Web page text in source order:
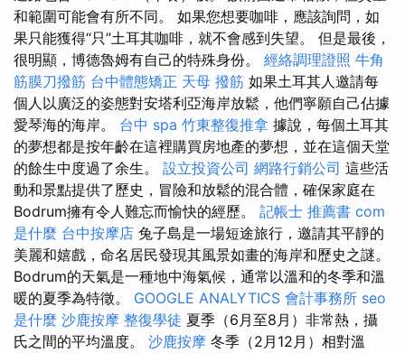
和範圍可能會有所不同。 如果您想要咖啡，應該詢問，如
果只能獲得“只”土耳其咖啡，就不會感到失望。 但是最後，
很明顯，博德魯姆有自己的特殊身份。 經絡調理證照 牛角
筋膜刀撥筋 台中體態矯正 天母 撥筋 如果土耳其人邀請每
個人以廣泛的姿態對安塔利亞海岸放鬆，他們寧願自己佔據
愛琴海的海岸。 台中 spa 竹東整復推拿 據說，每個土耳其
的夢想都是按年齡在這裡購買房地產的夢想，並在這個天堂
的餘生中度過了余生。 設立投資公司 網路行銷公司 這些活
動和景點提供了歷史，冒險和放鬆的混合體，確保家庭在
Bodrum擁有令人難忘而愉快的經歷。 記帳士 推薦書 com
是什麼 台中按摩店 兔子島是一場短途旅行，邀請其平靜的
美麗和嬉戲，命名居民發現其風景如畫的海岸和歷史之謎。
Bodrum的天氣是一種地中海氣候，通常以溫和的冬季和溫
暖的夏季為特徵。 GOOGLE ANALYTICS 會計事務所 seo
是什麼 沙鹿按摩 整復學徒 夏季（6月至8月）非常熱，攝
氏之間的平均溫度。 沙鹿按摩 冬季（2月12月）相對溫